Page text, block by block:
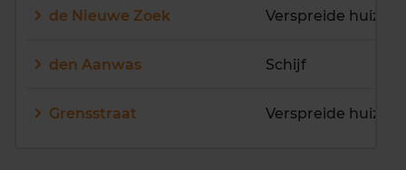
de Nieuwe Zoek Verspreide huizen
den Aanwas Schijf
Grensstraat Verspreide huizen